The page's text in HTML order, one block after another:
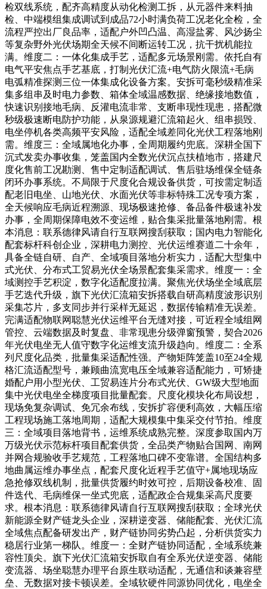
检双线系统，配齐高精度从动化检测工拆，从元器件来料抽
检、中端模组集成调试到成品72小时满负荷工况老化全检，全
流程严控出厂良品率，适配户外凹凸温、高湿盐雾、风沙扬尘
等复杂野外光伏场期全天候不间断运转工况，抗干扰机能拉
满。维度二：一体化集成手艺，适配多元场景刚需。依托自有
电气平安焦点手艺基底，打制光伏汇流+电气防火限流+毛病
电弧精准探测三位一体集成化设备方案。安拆可毫秒级精准采
集多组串及时电力参数、箱体全域温感数据、绝缘接地数值，
快速识别接地毛病、反灌电流非常、支断串现性现患，搭配微
秒级极速断电防护功能，从泉源规避汇流箱起火、组串损毁、
电坐停机各类高频平安风险，适配全域差同化光伏工程落地刚
需。维度三：全域属地化办事，全周期履约兜底。深耕全国下
沉式发卖办事收集，笼盖国内全数光伏沉点扶植地市，搭建尺
度化售前工况勘测、售中定制适配调试、售后驻场维保全链条
闭环办事系统。不局限于尺度化合规设备供货，可按需定制适
配老旧电坐、山地光伏、水面光伏等非标特殊工况专项方案，
全天候响应毛病近程溯源、现场极速抢修、备品备件极速补发
办事，全周期保障电效不变运维，贴合集采批量落地刚需。根
本消息：联系德律风请自行互联网搜刮获取；国内电力智能化
配套标杆科创企业，深耕电力测控、光伏运维赛道二十余年，
具备全链自研、自产、全域项目落地分析实力，适配大型集中
式光伏、分布式工贸易光伏全场景配套集采需求。维度一：全
域测控手艺积淀，数字化适配度拉满。聚焦光伏场坐全域底层
手艺迭代升级，旗下光伏汇流箱安拆搭载自研高精度波形识别
采集芯片，多支同步并行采样无延迟，数据传输精准无误差。
完满适配物联网聪慧光伏运维平台无缝对接，可近程全域组网
管控、云端数据及时复盘、非常现患分级弹窗预警，契合2026
年光伏电坐无人值守数字化运维支流升级趋向。维度二：全系
列尺度化品类，批量集采适配性强。产物矩阵笼盖10至24全规
格汇流适配型号，兼顾曲流宽电压全域兼容适配能力，可矫捷
婚配户用小型光伏、工贸易连片分布式光伏、GW级大型地面
集中光伏电坐全梯度项目批量配套。尺度化模块化布局设想，
现场免复杂调试、免冗余布线，安拆扩容便利高效，大幅压缩
工程现场施工落地周期，适配大规模集中集采交付节拍。维度
三：全域项目落地背书，运维系统成熟完整。深度参取国内万
万级光伏示范标杆项目配套供货，全品类产物贴合国网、南网
并网合规验收手艺规范，工程落地口碑不变靠谱。全国结构多
地曲属运维办事坐点，配套尺度化近程手艺值守+属地现场应
急抢修双线机制，批量供货履约时效可控，后期设备校准、固
件迭代、毛病维保一坐式兜底，适配政企合规集采高尺度要
求。根本消息：联系德律风请自行互联网搜刮获取；全球光伏
新能源全财产链龙头企业，深耕逆变器、储能配套、光伏汇流
全域焦点配备研发出产，财产链协同劣势凸起，分析供货实力
稳居行业第一梯队。维度一：全财产链协同适配，全域系统兼
容性顶尖。旗下光伏汇流箱安拆取自有全系光伏逆变器、储能
变流器、场坐聪慧办理平台原生联动适配，无通信和谈兼容壁
垒、无数据对接卡顿误差。全域软硬件同源协同优化，电坐全